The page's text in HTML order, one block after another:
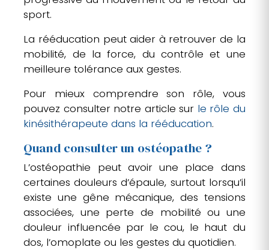
sport.
La rééducation peut aider à retrouver de la
mobilité, de la force, du contrôle et une
meilleure tolérance aux gestes.
Pour mieux comprendre son rôle, vous
pouvez consulter notre article sur le rôle du
kinésithérapeute dans la rééducation.
Quand consulter un ostéopathe ?
L’ostéopathie peut avoir une place dans
certaines douleurs d’épaule, surtout lorsqu’il
existe une gêne mécanique, des tensions
associées, une perte de mobilité ou une
douleur influencée par le cou, le haut du
dos, l’omoplate ou les gestes du quotidien.